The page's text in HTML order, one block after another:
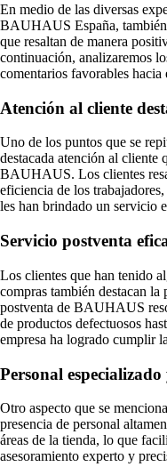
En medio de las diversas
BAUHAUS España, también
que resaltan de manera
continuación, analizaremos
comentarios favorables hacia
Atención al cliente
Uno de los puntos que se
destacada atención al cliente
BAUHAUS. Los clientes
eficiencia de los
les han brindado un servicio
Servicio postventa
Los clientes que han tenido
compras también destacan
postventa de BAUHAUS
de productos defectuosos
empresa ha logrado cumplir
Personal
Otro aspecto que se
presencia de personal
áreas de la tienda, lo que
asesoramiento experto y